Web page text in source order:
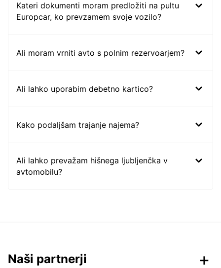
Kateri dokumenti moram predložiti na pultu
Europcar, ko prevzamem svoje vozilo?
Ali moram vrniti avto s polnim rezervoarjem?
Ali lahko uporabim debetno kartico?
Kako podaljšam trajanje najema?
Ali lahko prevažam hišnega ljubljenčka v
avtomobilu?
Naši partnerji